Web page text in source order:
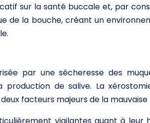
sur la santé buccale et, par
de la bouche, créant un
par une sécheresse des
production de salive. La
facteurs majeurs de la mauvaise
vigilantes quant à